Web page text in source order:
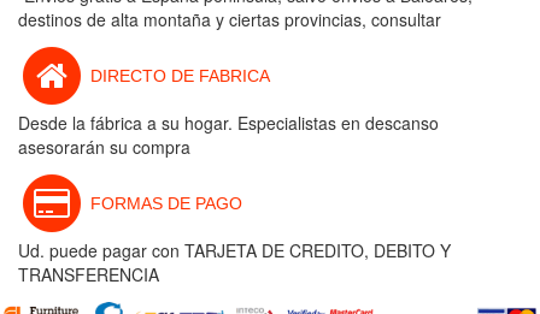
destinos de alta montaña y ciertas provincias, consultar
DIRECTO DE FABRICA
Desde la fábrica a su hogar. Especialistas en descanso
asesorarán su compra
FORMAS DE PAGO
Ud. puede pagar con TARJETA DE CREDITO, DEBITO Y
TRANSFERENCIA